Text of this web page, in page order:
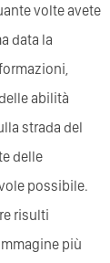
volte avete
data la
abilità
strada del
delle
possibile.
risulti
più